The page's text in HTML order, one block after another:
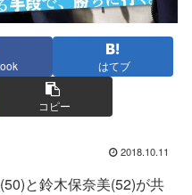
はてブ
コピー
2018.10.11
と鈴木保奈美(52)が共